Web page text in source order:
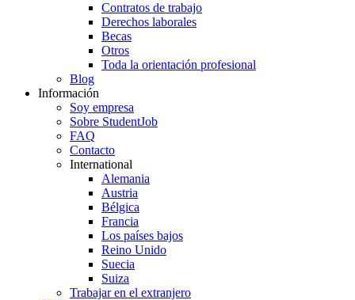
Contratos de trabajo
Derechos laborales
Becas
Otros
Toda la orientación profesional
Blog
Información
Soy empresa
Sobre StudentJob
FAQ
Contacto
International
Alemania
Austria
Bélgica
Francia
Los países bajos
Reino Unido
Suecia
Suiza
Trabajar en el extranjero